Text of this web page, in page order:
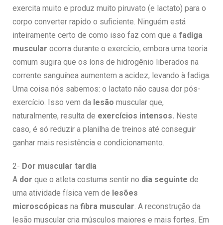
exercita muito e produz muito piruvato (e lactato) para o
corpo converter rapido o suficiente. Ninguém está
inteiramente certo de como isso faz com que a fadiga
muscular ocorra durante o exercício, embora uma teoria
comum sugira que os íons de hidrogênio liberados na
corrente sanguínea aumentem a acidez, levando à fadiga.
Uma coisa nós sabemos: o lactato não causa dor pós-
exercício. Isso vem da lesão muscular que,
naturalmente, resulta de exercícios intensos. Neste
caso, é só reduzir a planilha de treinos até conseguir
ganhar mais resistência e condicionamento.
2- Dor muscular tardia
A dor que o atleta costuma sentir no dia seguinte de
uma atividade física vem de lesões
microscópicas na fibra muscular. A reconstrução da
lesão muscular cria músculos maiores e mais fortes. Em